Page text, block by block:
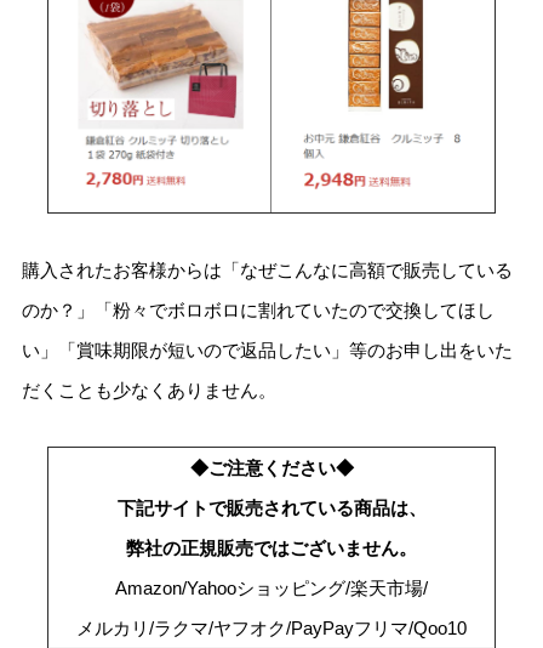
購入されたお客様からは「なぜこんなに高額で販売している
のか？」「粉々でボロボロに割れていたので交換してほし
い」「賞味期限が短いので返品したい」等のお申し出をいた
だくことも少なくありません。
◆ご注意ください◆
下記サイトで販売されている商品は、
弊社の正規販売ではございません。
Amazon/Yahooショッピング/楽天市場/
メルカリ/ラクマ/ヤフオク/PayPayフリマ/Qoo10